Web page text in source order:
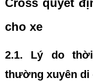
Cross quyết
cho xe
2.1. Lý do
thường xuyên di